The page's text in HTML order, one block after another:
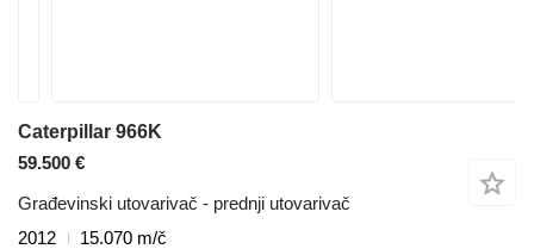
Caterpillar 966K
59.500 €
Građevinski utovarivač - prednji utovarivač
2012
15.070 m/č